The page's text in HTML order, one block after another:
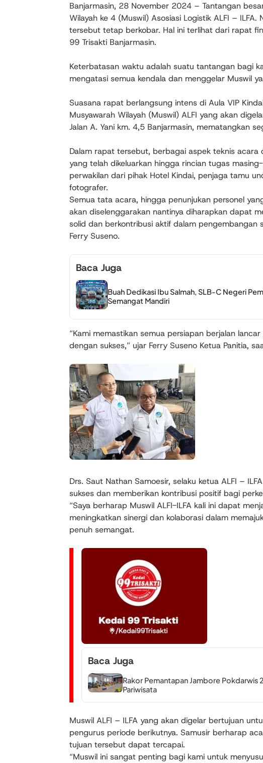
Banjarmasin, 28 November 2024 – Tantangan
Wilayah ke 4 (Muswil) Asosiasi Logistik ALFI –
tersebut tetap berkobar. Hal ini terlihat dari rapat
99 Trisakti Banjarmasin.
Keterbatasan waktu adalah suatu tantangan bagi
mengatasi semua kendala dan menggelar Muswil
Suasana rapat berlangsung intens di Aula VIP
Musyawarah Wilayah (Muswil) ALFI yang akan
Jalan A. Yani km. 4,5 Banjarmasin, mematangkan
Dalam rapat tersebut, berbagai aspek teknis
yang telah dikeluarkan hingga rincian tugas
perwakilan dari pihak Hotel Kindai, penjaga tamu
fotografer.
Semua tata acara, hingga penunjukan personel
akan diselenggarakan nantinya diharapkan dapat
solid dan berkontribusi aktif dalam pengembangan
Ferry Suseno.
Baca Juga
Buah Dedikasi Ibu Salmah, SLB-C Negeri
Semangat Mandiri
“Kami memastikan semua persiapan berjalan
dengan sukses,” ujar Ferry Suseno Ketua Panitia,
Drs. Saut Nathan Samoesir, selaku ketua ALFI –
sukses dan memberikan kontribusi positif bagi
“Saya berharap Muswil ALFI-ILFA kali ini dapat
meningkatkan sinergi dan kolaborasi dalam
penuh semangat.
Baca Juga
Rakor Pemantapan Jambore Pokdarwis
Pariwisata
Muswil ALFI – ILFA yang akan digelar bertujuan
pengurus periode berikutnya. Samusir berharap
tujuan tersebut dapat tercapai.
“Muswil ini sangat penting bagi kami untuk